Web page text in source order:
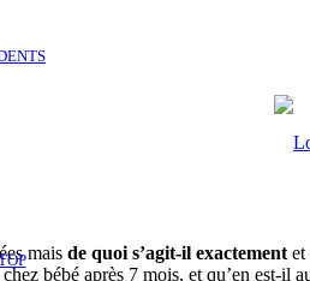
mais de quoi s’agit-il exactement et
bébé après 7 mois, et qu’en est-il